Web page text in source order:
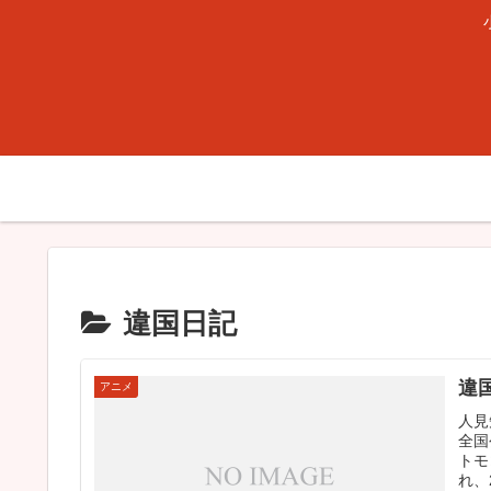
違国日記
アニメ 違
人
全
ト
れ